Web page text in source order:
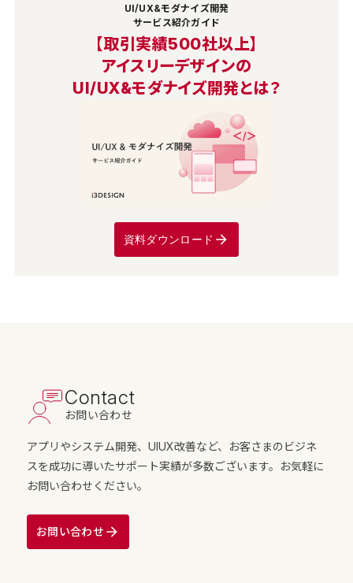
UI/UX&モダナイズ開発
サービス紹介ガイド
【取引実績500社以上】
アイスリーデザインの
UI/UX&モダナイズ開発とは？
資料ダウンロード
Contact
お問い合わせ
アプリやシステム開発、UIUX改善など、お客さまのビジネ
スを成功に導いたサポート実績が多数ございます。お気軽に
お問い合わせください。
お問い合わせ